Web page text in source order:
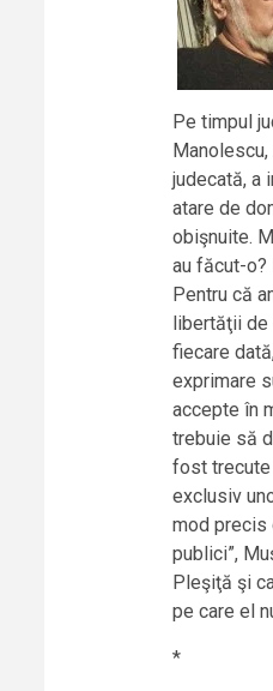
Pe timpul
judecată, a
atare de
obişnuite.
au făcut-o?
Pentru că
libertăţii
fiecare
exprimare
accepte în
trebuie să
fost trecute
exclusiv
mod precis
publici”,
Pleşiţă şi
pe care el
*